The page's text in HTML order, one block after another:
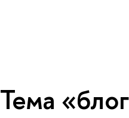
Тема